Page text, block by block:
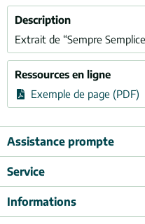
Description
Extrait de “Sempre
Ressources en ligne
Exemple de page (PDF)
Assistance prompte
Service
Informations